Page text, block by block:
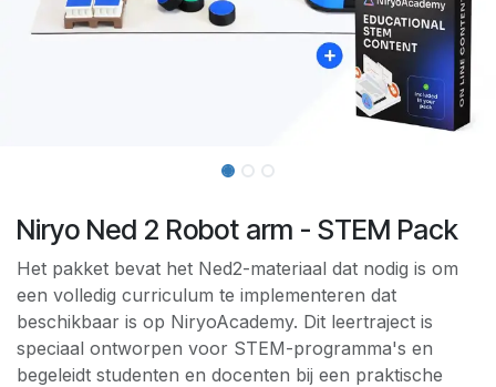
Niryo Ned 2 Robot arm - STEM Pack
Het pakket bevat het Ned2-materiaal dat nodig is om
een volledig curriculum te implementeren dat
beschikbaar is op NiryoAcademy. Dit leertraject is
speciaal ontworpen voor STEM-programma's en
begeleidt studenten en docenten bij een praktische